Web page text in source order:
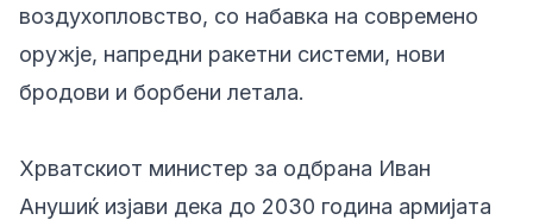
воздухопловство, со набавка на современо
оружје, напредни ракетни системи, нови
бродови и борбени летала.
Хрватскиот министер за одбрана Иван
Анушиќ изјави дека до 2030 година армијата